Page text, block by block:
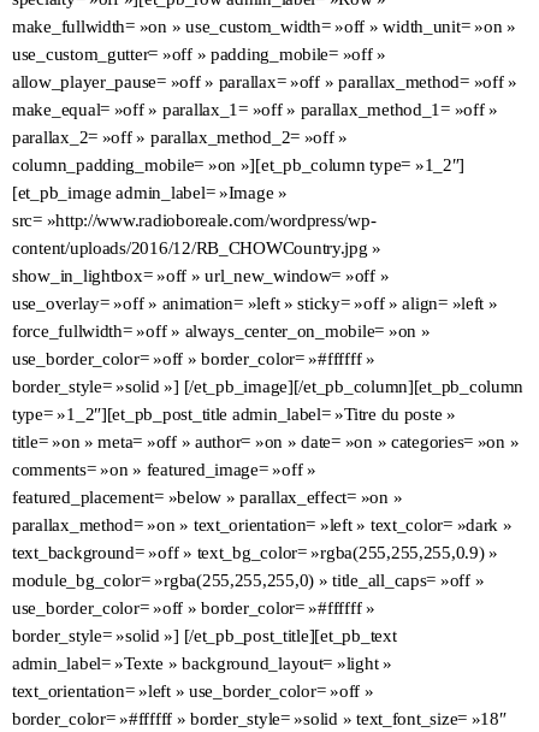
make_fullwidth= »on » use_custom_width= »off » width_unit= »on »
use_custom_gutter= »off » padding_mobile= »off »
allow_player_pause= »off » parallax= »off » parallax_method= »off »
make_equal= »off » parallax_1= »off » parallax_method_1= »off »
parallax_2= »off » parallax_method_2= »off »
column_padding_mobile= »on »][et_pb_column type= »1_2″]
[et_pb_image admin_label= »Image »
src= »http://www.radioboreale.com/wordpress/wp-
content/uploads/2016/12/RB_CHOWCountry.jpg »
show_in_lightbox= »off » url_new_window= »off »
use_overlay= »off » animation= »left » sticky= »off » align= »left »
force_fullwidth= »off » always_center_on_mobile= »on »
use_border_color= »off » border_color= »#ffffff »
border_style= »solid »] [/et_pb_image][/et_pb_column][et_pb_column
type= »1_2″][et_pb_post_title admin_label= »Titre du poste »
title= »on » meta= »off » author= »on » date= »on » categories= »on »
comments= »on » featured_image= »off »
featured_placement= »below » parallax_effect= »on »
parallax_method= »on » text_orientation= »left » text_color= »dark »
text_background= »off » text_bg_color= »rgba(255,255,255,0.9) »
module_bg_color= »rgba(255,255,255,0) » title_all_caps= »off »
use_border_color= »off » border_color= »#ffffff »
border_style= »solid »] [/et_pb_post_title][et_pb_text
admin_label= »Texte » background_layout= »light »
text_orientation= »left » use_border_color= »off »
border_color= »#ffffff » border_style= »solid » text_font_size= »18″